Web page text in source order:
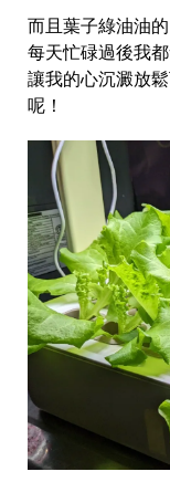
而且葉子綠油油
每天忙碌過後我
讓我的心沉澱放
呢！